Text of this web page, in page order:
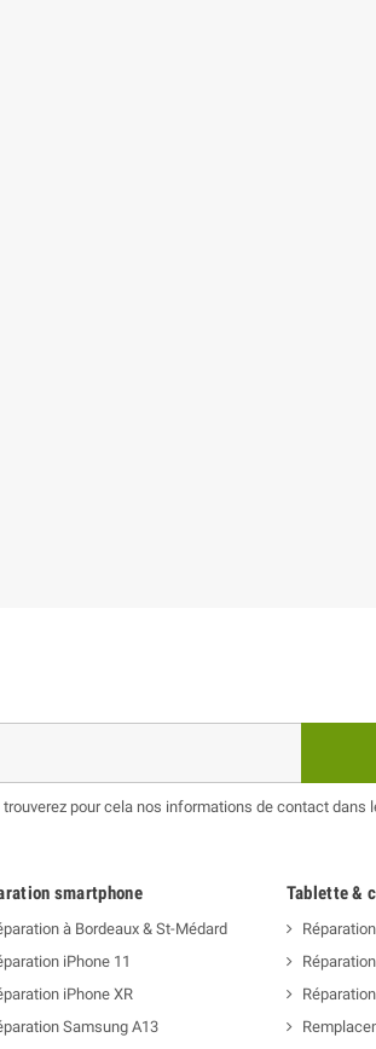
pour cela nos informations de contact dans
smartphone
à Bordeaux & St-Médard
iPhone 11
iPhone XR
Samsung A13
Tablette &